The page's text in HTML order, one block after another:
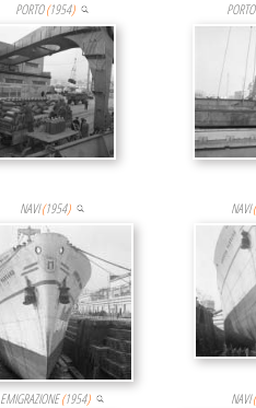
PORTO(1954) PORTO
NAVI(1954) NAVI(
EMIGRAZIONE(1954) NAVI(